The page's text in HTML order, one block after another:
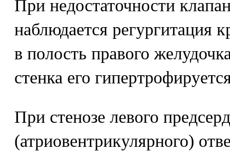
При недостаточности
наблюдается регургитация
в полость правого
стенка его
При стенозе левого
(атриовентрикулярного)